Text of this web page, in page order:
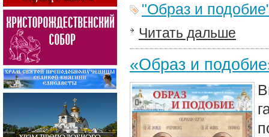
"Образ и
Читать дальше
«Образ и